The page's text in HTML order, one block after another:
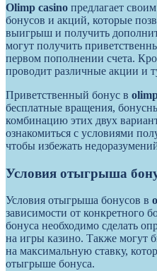
Olimp casino предлагает
бонусов и акций, которые
выигрыш и получить
могут получить
первом пополнении счета.
проводит различные акции и
Приветственный бонус в
бесплатные вращения,
комбинацию этих двух
ознакомиться с условиями
чтобы избежать
Условия отыгрыша
Условия отыгрыша бонусов в
зависимости от конкретного
бонуса необходимо сделать
на игры казино. Также могут
на максимальную ставку,
отыгрыше бонуса.